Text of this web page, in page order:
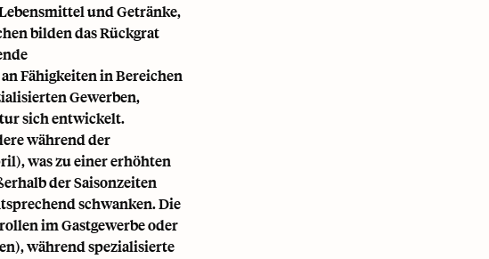
und Getränke,
bilden das Rückgrat
Fähigkeiten in Bereichen
Gewerben,
sich entwickelt.
während der
was zu einer erhöhten
der Saisonzeiten
schwanken. Die
im Gastgewerbe oder
während spezialisierte